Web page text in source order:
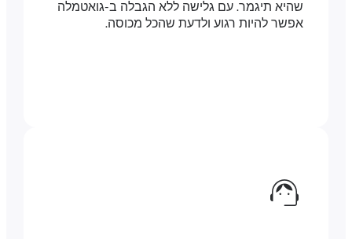
שהיא תיגמר. עם גלישה ללא הגבלה ב-גואטמלה
אפשר להיות רגוע ולדעת שהכל מכוסה.